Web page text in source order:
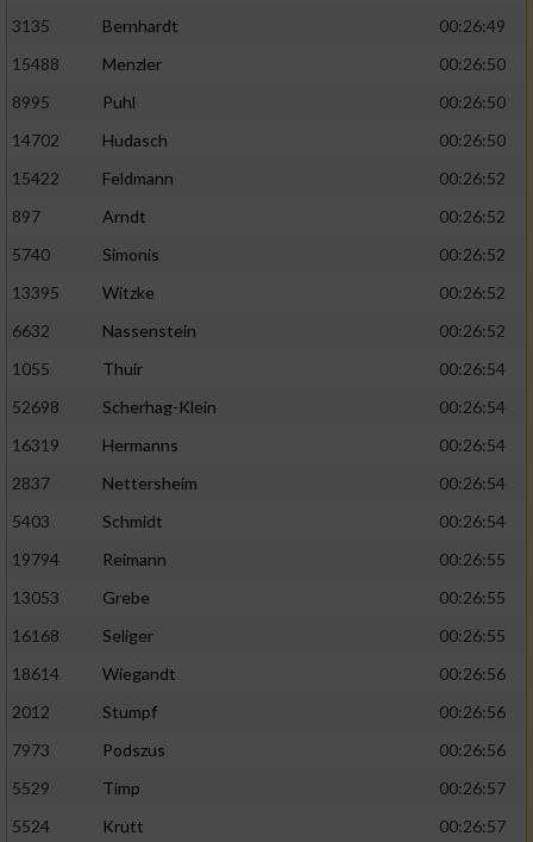
3135
Bernhardt
00:26:49
15488
Menzler
00:26:50
8995
Puhl
00:26:50
14702
Hudasch
00:26:50
15422
Feldmann
00:26:52
897
Arndt
00:26:52
5740
Simonis
00:26:52
13395
Witzke
00:26:52
6632
Nassenstein
00:26:52
1055
Thuir
00:26:54
52698
Scherhag-Klein
00:26:54
16319
Hermanns
00:26:54
2837
Nettersheim
00:26:54
5403
Schmidt
00:26:54
19794
Reimann
00:26:55
13053
Grebe
00:26:55
16168
Seliger
00:26:55
18614
Wiegandt
00:26:56
2012
Stumpf
00:26:56
7973
Podszus
00:26:56
5529
Timp
00:26:57
5524
Krutt
00:26:57